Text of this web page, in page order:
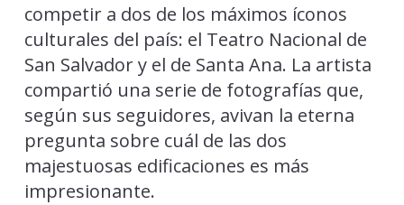
competir a dos de los máximos íconos
culturales del país: el Teatro Nacional de
San Salvador y el de Santa Ana. La artista
compartió una serie de fotografías que,
según sus seguidores, avivan la eterna
pregunta sobre cuál de las dos
majestuosas edificaciones es más
impresionante.